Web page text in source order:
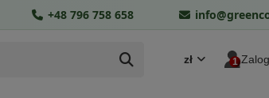
zł
+48 796 758 658